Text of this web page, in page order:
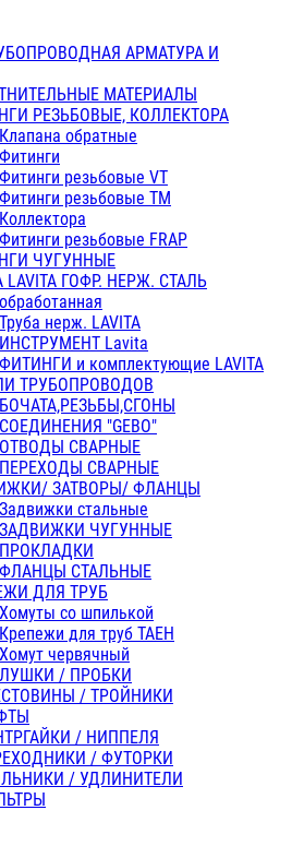
АРМАТУРА И
МАТЕРИАЛЫ
РЕЗЬБОВЫЕ, КОЛЛЕКТОРА
Клапана обратные
Фитинги
Фитинги резьбовые VT
Фитинги резьбовые ТМ
Коллектора
Фитинги резьбовые FRAP
ЧУГУННЫЕ
LAVITA ГОФР. НЕРЖ. СТАЛЬ
Труба нерж. LAVITA
ИНСТРУМЕНТ Lavita
ФИТИНГИ и комплектующие LAVITA
ТРУБОПРОВОДОВ
БОЧАТА,РЕЗЬБЫ,СГОНЫ
СОЕДИНЕНИЯ "GEBO"
ОТВОДЫ СВАРНЫЕ
ПЕРЕХОДЫ СВАРНЫЕ
ЗАТВОРЫ/ ФЛАНЦЫ
Задвижки стальные
ЗАДВИЖКИ ЧУГУННЫЕ
ПРОКЛАДКИ
ФЛАНЦЫ СТАЛЬНЫЕ
ДЛЯ ТРУБ
Хомуты со шпилькой
Крепежи для труб ТАЕН
Хомут червячный
/ ПРОБКИ
/ ТРОЙНИКИ
/ НИППЕЛЯ
/ ФУТОРКИ
/ УДЛИНИТЕЛИ